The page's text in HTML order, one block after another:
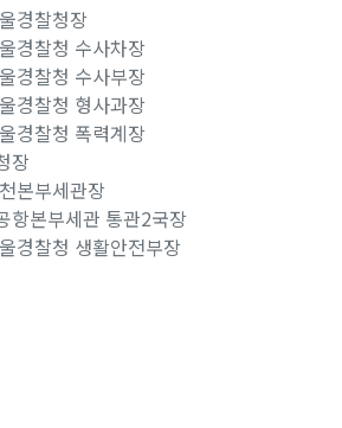
경찰청장
경찰청 수사차장
경찰청 수사부장
경찰청 형사과장
경찰청 폭력계장
장
본부세관장
항본부세관 통관2국장
경찰청 생활안전부장